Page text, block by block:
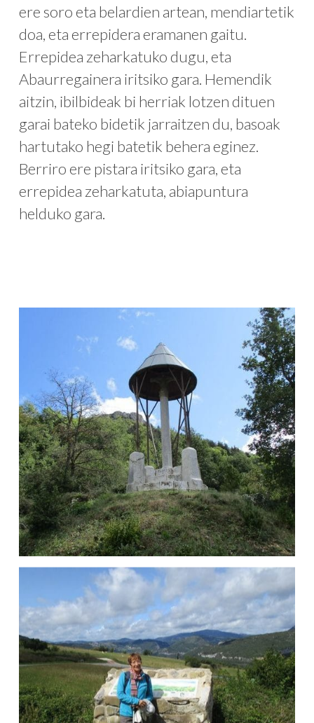
ere soro eta belardien artean, mendiartetik
doa, eta errepidera eramanen gaitu.
Errepidea zeharkatuko dugu, eta
Abaurregainera iritsiko gara. Hemendik
aitzin, ibilbideak bi herriak lotzen dituen
garai bateko bidetik jarraitzen du, basoak
hartutako hegi batetik behera eginez.
Berriro ere pistara iritsiko gara, eta
errepidea zeharkatuta, abiapuntura
helduko gara.